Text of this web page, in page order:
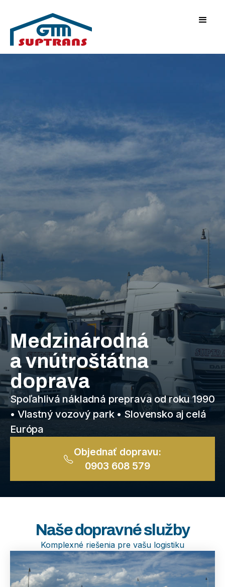
Medzinárodná
a vnútroštátna
doprava
Spoľahlivá nákladná preprava od roku 1990
• Vlastný vozový park • Slovensko aj celá
Európa
Objednať dopravu:
0903 608 579
Naše dopravné služby
Komplexné riešenia pre vašu logistiku